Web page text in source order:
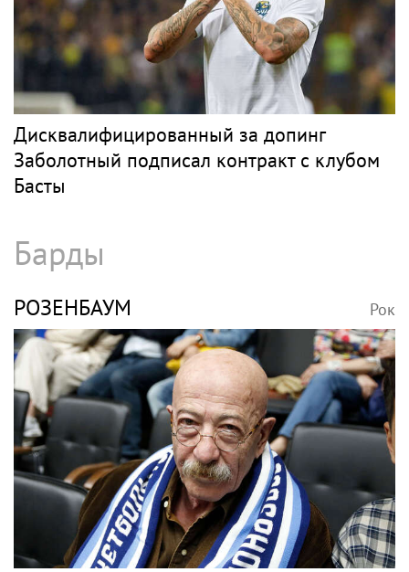
Дисквалифицированный за допинг
Заболотный подписал контракт с клубом
Басты
Барды
РОЗЕНБАУМ Рок